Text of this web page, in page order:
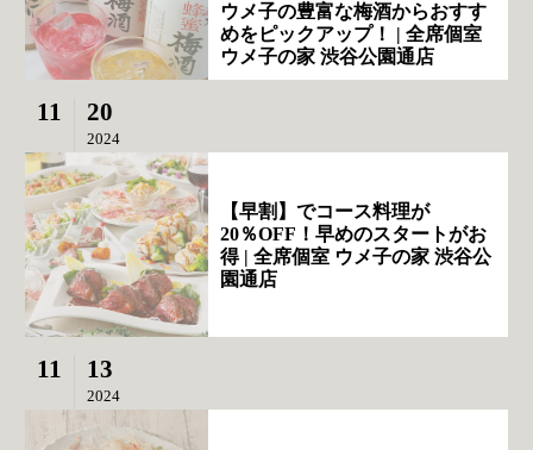
ウメ子の豊富な梅酒からおすす
めをピックアップ！ | 全席個室
ウメ子の家 渋谷公園通店
11 20
2024
【早割】でコース料理が
20％OFF！早めのスタートがお
得 | 全席個室 ウメ子の家 渋谷公
園通店
11 13
2024